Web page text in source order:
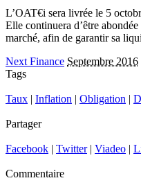
L’OAT€i sera livrée le 5
Elle continuera d’être
marché, afin de garantir sa
Next Finance Septembre 2016
Tags
Taux | Inflation | Obligation |
Partager
Facebook | Twitter| Viadeo |
Commentaire